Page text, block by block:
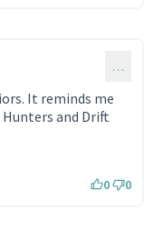
…
It reminds me
and Drift
0 0